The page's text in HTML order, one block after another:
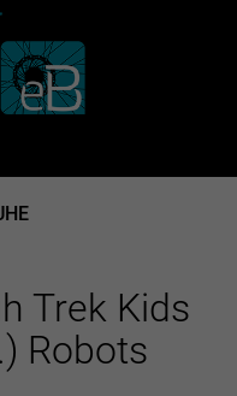
Trek Kids
Robots